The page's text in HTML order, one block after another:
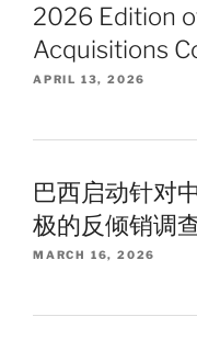
2026 Edition
Acquisitions
APRIL 13, 2026
巴西启动针对
极的反倾销调
MARCH 16, 2026